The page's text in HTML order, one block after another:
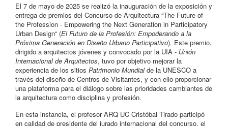
El 7 de mayo de 2025 se realizó la inauguración de la exposición y
entrega de premios del Concurso de Arquitectura “The Future of
the Profession - Empowering the Next Generation in Participatory
Urban Design“ (El Futuro de la Profesión: Empoderando a la
Próxima Generación en Diseño Urbano Participativo). Este premio,
dirigido a arquitectos jóvenes y convocado por la UIA - Unión
Internacional de Arquitectos, tuvo por objetivo mejorar la
experiencia de los sitios Patrimonio Mundialde la UNESCO a
través del diseño de Centros de Visitantes, y con ello proporcionar
una plataforma para el diálogo sobre las prioridades cambiantes de
la arquitectura como disciplina y profesión.
En esta instancia, el profesor ARQ UC Cristóbal Tirado participó
en calidad de presidente del jurado internacional del concurso, el